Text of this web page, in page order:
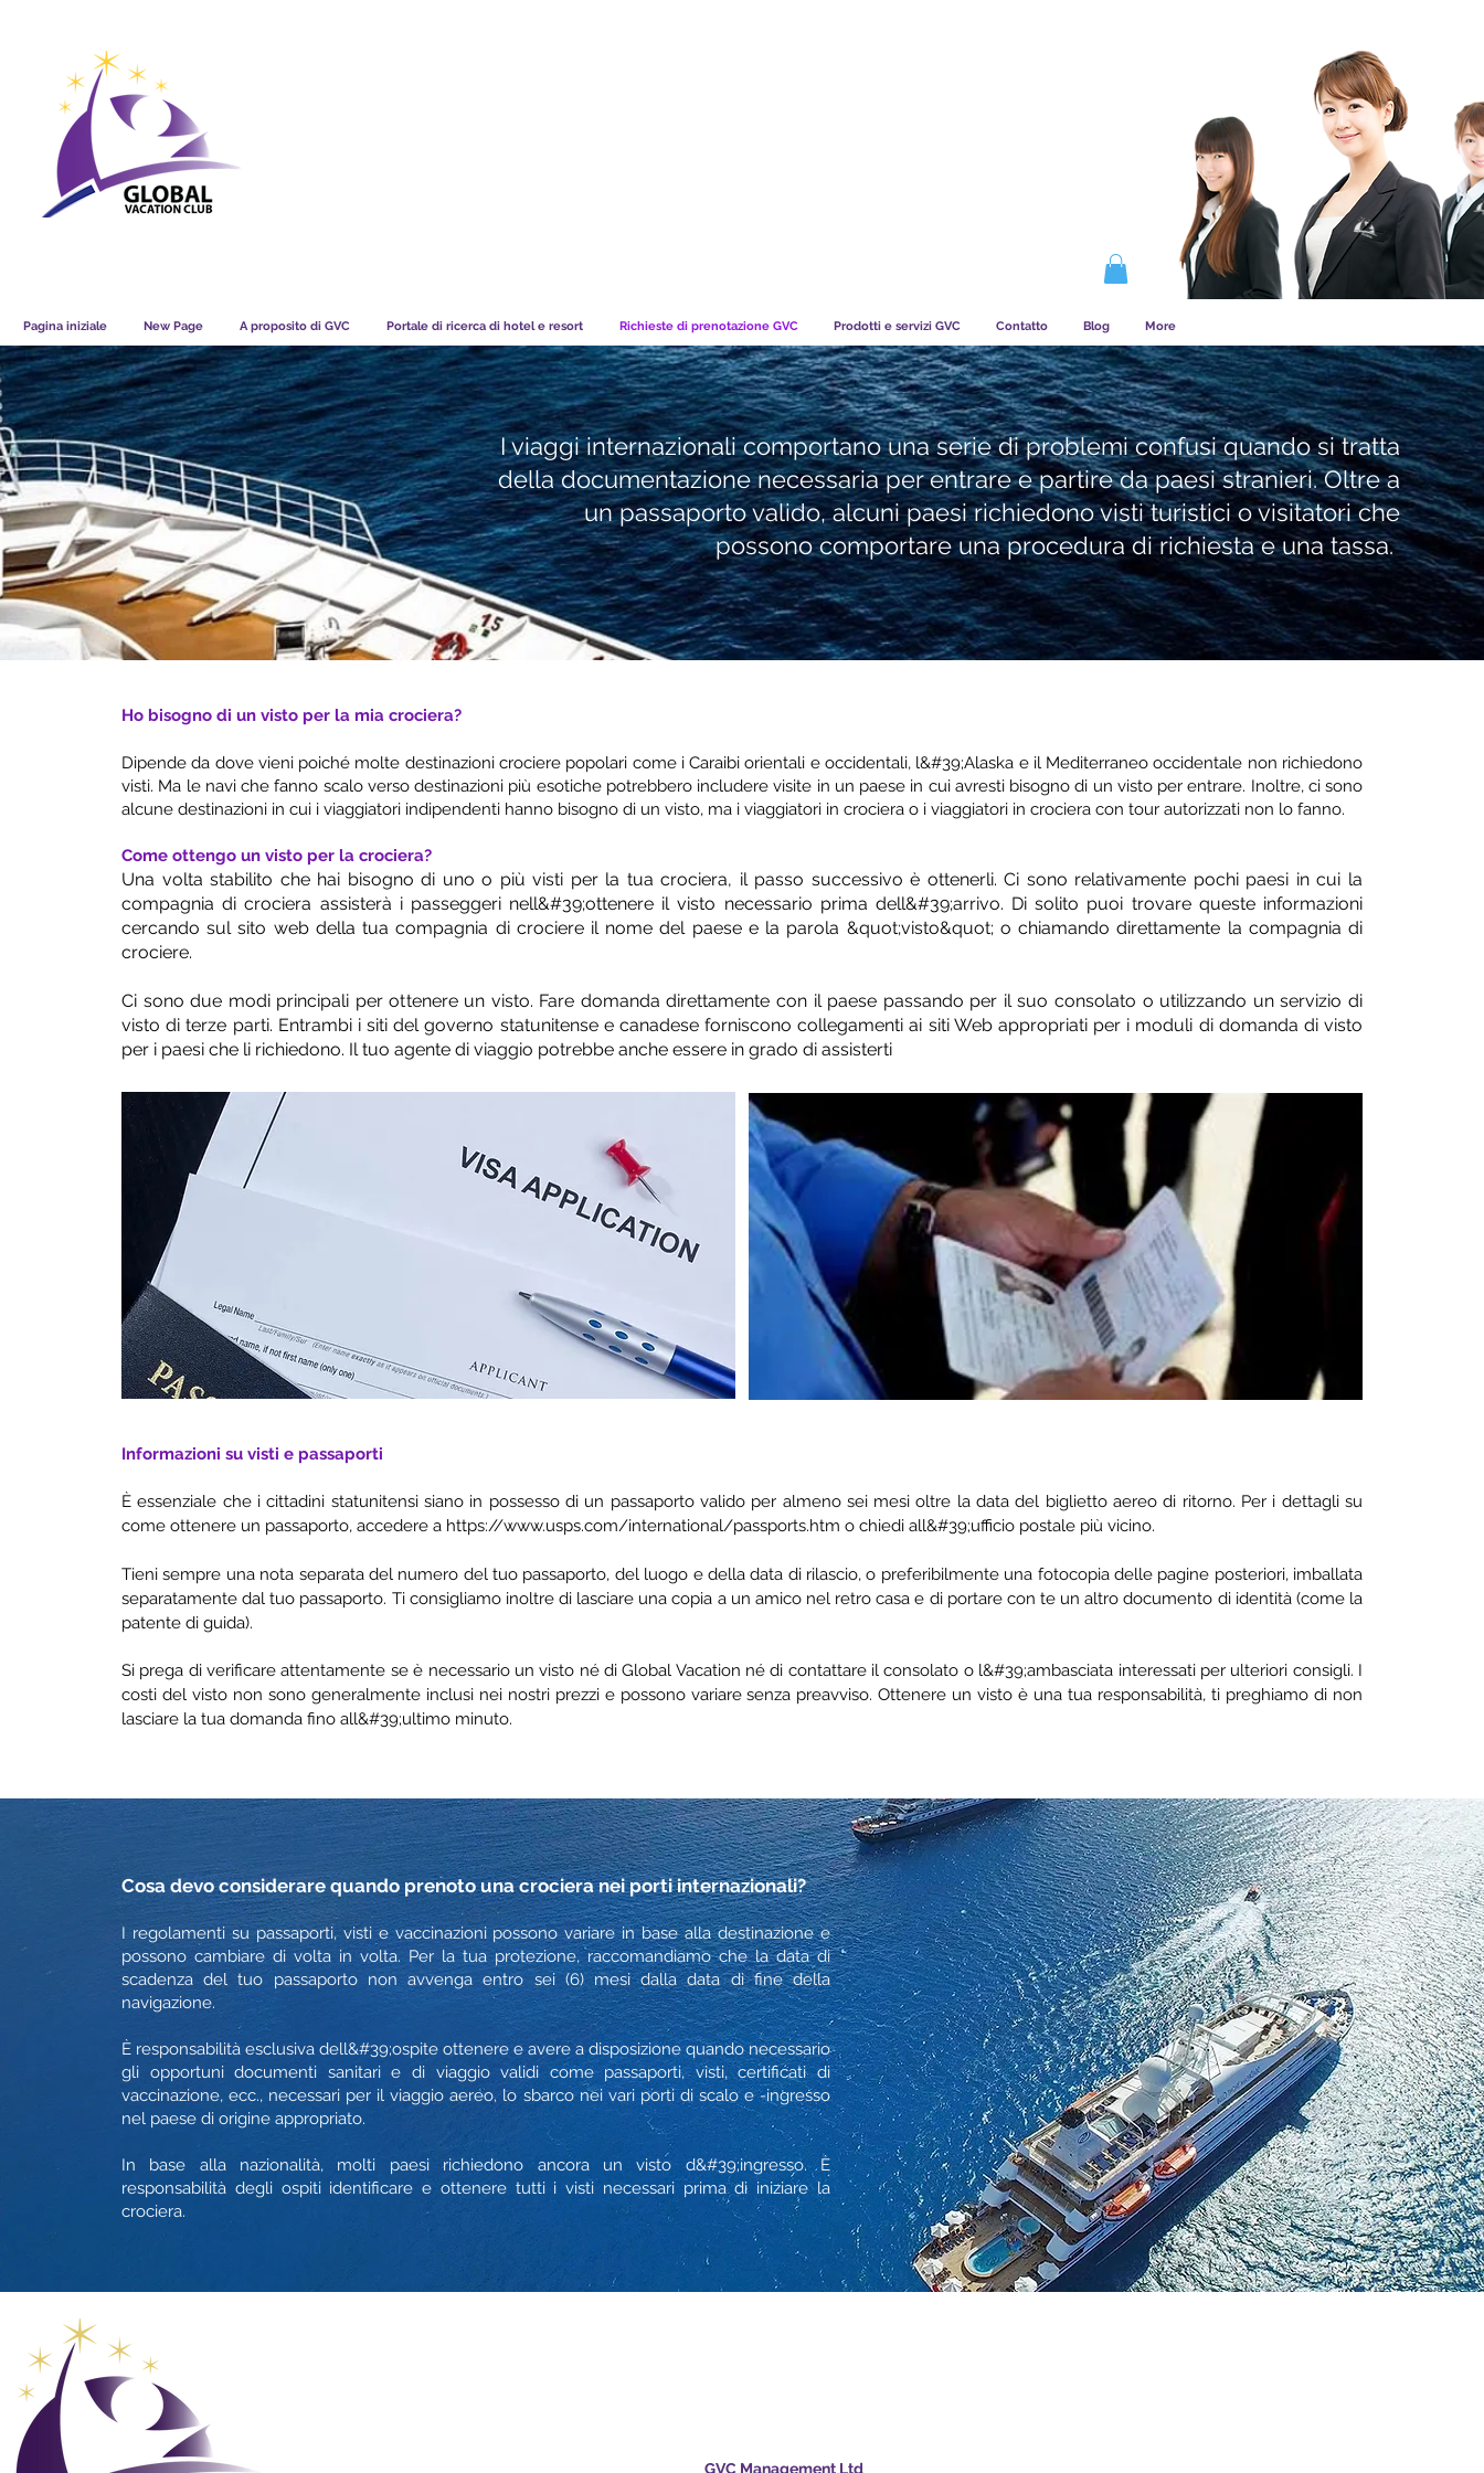
Pagina iniziale New Page A proposito di GVC Portale di ricerca di hotel e resort Richieste di prenotazione GVC Prodotti e servizi GVC Contatto Blog More
I viaggi internazionali comportano una serie di problemi confusi quando si tratta
della documentazione necessaria per entrare e partire da paesi stranieri. Oltre a
un passaporto valido, alcuni paesi richiedono visti turistici o visitatori che
possono comportare una procedura di richiesta e una tassa.
Ho bisogno di un visto per la mia crociera?
Dipende da dove vieni poiché molte destinazioni crociere popolari come i Caraibi orientali e occidentali, l&#39;Alaska e il Mediterraneo occidentale non richiedono
visti. Ma le navi che fanno scalo verso destinazioni più esotiche potrebbero includere visite in un paese in cui avresti bisogno di un visto per entrare. Inoltre, ci sono
alcune destinazioni in cui i viaggiatori indipendenti hanno bisogno di un visto, ma i viaggiatori in crociera o i viaggiatori in crociera con tour autorizzati non lo fanno.
Come ottengo un visto per la crociera?
Una volta stabilito che hai bisogno di uno o più visti per la tua crociera, il passo successivo è ottenerli. Ci sono relativamente pochi paesi in cui la
compagnia di crociera assisterà i passeggeri nell&#39;ottenere il visto necessario prima dell&#39;arrivo. Di solito puoi trovare queste informazioni
cercando sul sito web della tua compagnia di crociere il nome del paese e la parola &quot;visto&quot; o chiamando direttamente la compagnia di
crociere.
Ci sono due modi principali per ottenere un visto. Fare domanda direttamente con il paese passando per il suo consolato o utilizzando un servizio di
visto di terze parti. Entrambi i siti del governo statunitense e canadese forniscono collegamenti ai siti Web appropriati per i moduli di domanda di visto
per i paesi che li richiedono. Il tuo agente di viaggio potrebbe anche essere in grado di assisterti
Informazioni su visti e passaporti
È essenziale che i cittadini statunitensi siano in possesso di un passaporto valido per almeno sei mesi oltre la data del biglietto aereo di ritorno. Per i dettagli su
come ottenere un passaporto, accedere a https://www.usps.com/international/passports.htm o chiedi all&#39;ufficio postale più vicino.
Tieni sempre una nota separata del numero del tuo passaporto, del luogo e della data di rilascio, o preferibilmente una fotocopia delle pagine posteriori, imballata
separatamente dal tuo passaporto. Ti consigliamo inoltre di lasciare una copia a un amico nel retro casa e di portare con te un altro documento di identità (come la
patente di guida).
Si prega di verificare attentamente se è necessario un visto né di Global Vacation né di contattare il consolato o l&#39;ambasciata interessati per ulteriori consigli. I
costi del visto non sono generalmente inclusi nei nostri prezzi e possono variare senza preavviso. Ottenere un visto è una tua responsabilità, ti preghiamo di non
lasciare la tua domanda fino all&#39;ultimo minuto.
Cosa devo considerare quando prenoto una crociera nei porti internazionali?​
I regolamenti su passaporti, visti e vaccinazioni possono variare in base alla destinazione e
possono cambiare di volta in volta. Per la tua protezione, raccomandiamo che la data di
scadenza del tuo passaporto non avvenga entro sei (6) mesi dalla data di fine della
navigazione.
È responsabilità esclusiva dell&#39;ospite ottenere e avere a disposizione quando necessario
gli opportuni documenti sanitari e di viaggio validi come passaporti, visti, certificati di
vaccinazione, ecc., necessari per il viaggio aereo, lo sbarco nei vari porti di scalo e -ingresso
nel paese di origine appropriato.
In base alla nazionalità, molti paesi richiedono ancora un visto d&#39;ingresso. È
responsabilità degli ospiti identificare e ottenere tutti i visti necessari prima di iniziare la
crociera.
GVC Management Ltd